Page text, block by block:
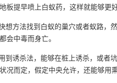
板提早喷上白蚁药，这样就能够更
想方法找到白蚁的巢穴或者蚁路，
会中毒而身亡。
诱杀法，能够在桩上诱杀，或者
况而定，假定中央允许，还能够用